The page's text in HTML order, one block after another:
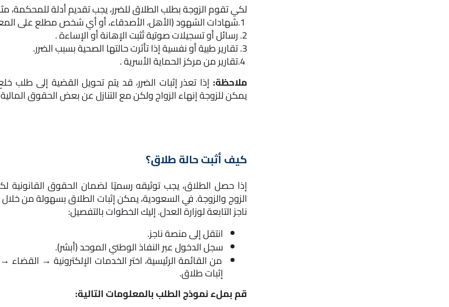
لكي تقوم الزوجة بطلب الطلاق للضرر، يجب تقديم أدلة للمحكمة،
2. رسائل أو تسجيلات صوتية تُثبت الإهانة أو الإساءة .
3. تقارير طبية أو نفسية إذا تأثرت حالتها الصحية بسبب الضرر.
4.تقارير من مركز الحماية الأسرية .
ملاحظة:
يمكن للزوجة إنهاء الزواج ولكن مع التنازل عن بعض الحقوق
كيف أثبت حالة طلاق؟
ناجز التابعة لوزارة العدل. إليك الخطوات بالتفصيل:
انتقل إلى منصة ناجز.
سجل الدخول عبر النفاذ الوطني الموحد (أبشر).
إثبات طلاق.
قم بملء نموذج الطلب بالمعلومات التالية: